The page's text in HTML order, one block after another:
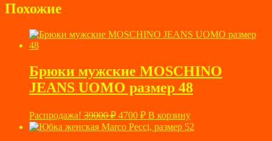
Похожие
Брюки мужские MOSCHINO
JEANS UOMO размер 48
Распродажа! 39000₽ Первоначальная
цена
составляла
4700 ₽Текущая
цена:
В корзину